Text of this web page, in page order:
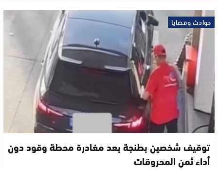
حوادث وقضايا
توقيف شخصين بطنجة بعد مغادرة محطة وقود دون
أداء ثمن المحروقات